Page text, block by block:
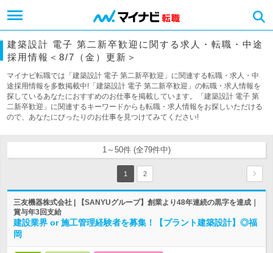
建築設計 電子 第二新卒歓迎に関する求人・転職・中途
採用情報＜8/7（金）更新＞
マイナビ転職では「建築設計 電子 第二新卒歓迎」に関連する転職・求人・中
途採用情報を多数掲載中!「建築設計 電子 第二新卒歓迎」の転職・求人情報を
探しているあなたにおすすめのお仕事を掲載しています。「建築設計 電子 第
二新卒歓迎」に関連するキーワードからも転職・求人情報をお探しいただける
ので、あなたにぴったりのお仕事を見つけてみてください!
1～50件 (全79件中)
1 2
三友機器株式会社 | 【SANYUグループ】創業より48年連続の黒字を達成｜
賞与年3回支給
建設業界 or 施工管理経験者を募集！【プラント建築設計】◎福
岡